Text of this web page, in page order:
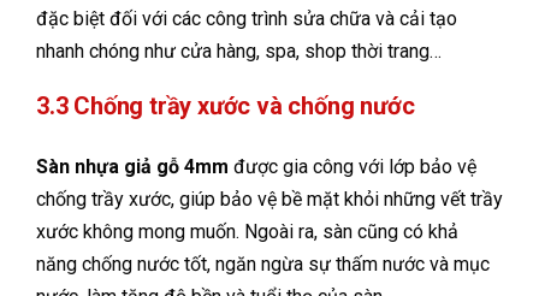
đặc biệt đối với các công trình sửa chữa và cải tạo
nhanh chóng như cửa hàng, spa, shop thời trang…
3.3 Chống trầy xước và chống nước
Sàn nhựa giả gỗ 4mm được gia công với lớp bảo vệ
chống trầy xước, giúp bảo vệ bề mặt khỏi những vết trầy
xước không mong muốn. Ngoài ra, sàn cũng có khả
năng chống nước tốt, ngăn ngừa sự thấm nước và mục